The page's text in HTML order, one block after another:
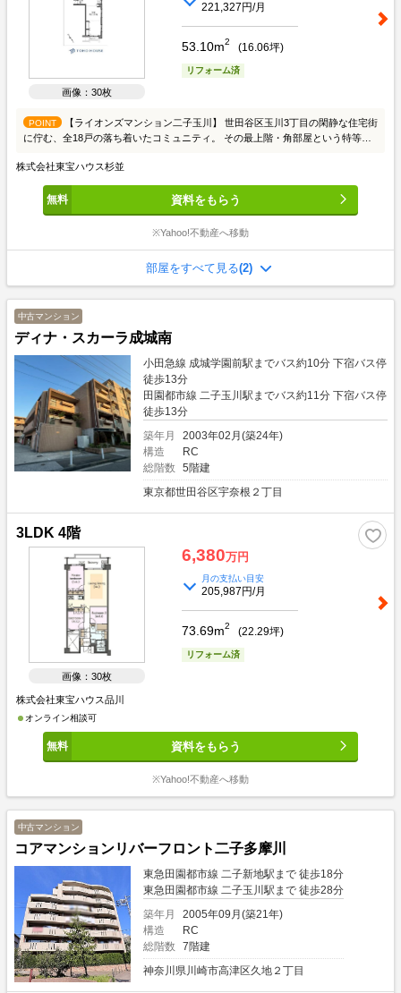
画像：30枚
221,327円/月
53.10m2 (16.06坪)
リフォーム済
POINT
【ライオンズマンション二子玉川】 世田谷区玉川3丁目の閑静な住宅街
に佇む、全18戸の落ち着いたコミュニティ。 その最上階・角部屋という特等席
53.11mの面積をあえて仕切らず、約25帖のL字型1Rに。 この広さがあれば、ソ
ファを真ん中に置いてシアタールームを作ったり、 お気に入りの観葉植物を並
べてインナーガーデンを楽しんだりと、 ライフスタイルに合わせた自由なレイ
アウトが可能です。 ■充実の設備と仕様 ・キッチン:火力が安定しお手入れも楽
なIHコンロ。食洗機付で時短家事！ ・水回り:2023年に一新されており、清潔感
東急田園都市線・大井町線「二子玉川」駅から徒歩8分。 駅前のライズや高島屋
でのショッピングを日常使いできる、憧れの立地です。 多摩川河川敷も近く、
住中（引渡相談） 取引形態:専任媒介 「広い1Rに住んでみたかった」という夢
を、ここ二子玉川で叶えてみませんか？
株式会社東宝ハウス杉並
資料をもらう
※Yahoo!不動産へ移動
部屋をすべて見る(2)
中古マンション
ディナ・スカーラ成城南
小田急線 成城学園前駅までバス約10分 下宿バス停
徒歩13分
田園都市線 二子玉川駅までバス約11分 下宿バス停
徒歩13分
築年月
2003年02月(築24年)
構造
RC
総階数
5階建
東京都世田谷区宇奈根２丁目
3LDK 4階
画像：30枚
6,380万円
月の支払い目安
205,987円/月
73.69m2 (22.29坪)
リフォーム済
株式会社東宝ハウス品川
オンライン相談可
資料をもらう
※Yahoo!不動産へ移動
中古マンション
コアマンションリバーフロント二子多摩川
東急田園都市線 二子新地駅まで 徒歩18分
東急田園都市線 二子玉川駅まで 徒歩28分
築年月
2005年09月(築21年)
構造
RC
総階数
7階建
神奈川県川崎市高津区久地２丁目